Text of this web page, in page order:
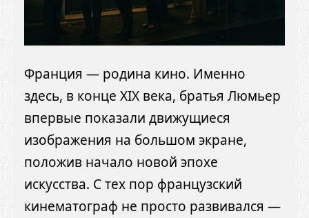
Франция — родина кино. Именно
здесь, в конце XIX века, братья Люмьер
впервые показали движущиеся
изображения на большом экране,
положив начало новой эпохе
искусства. С тех пор французский
кинематограф не просто развивался —